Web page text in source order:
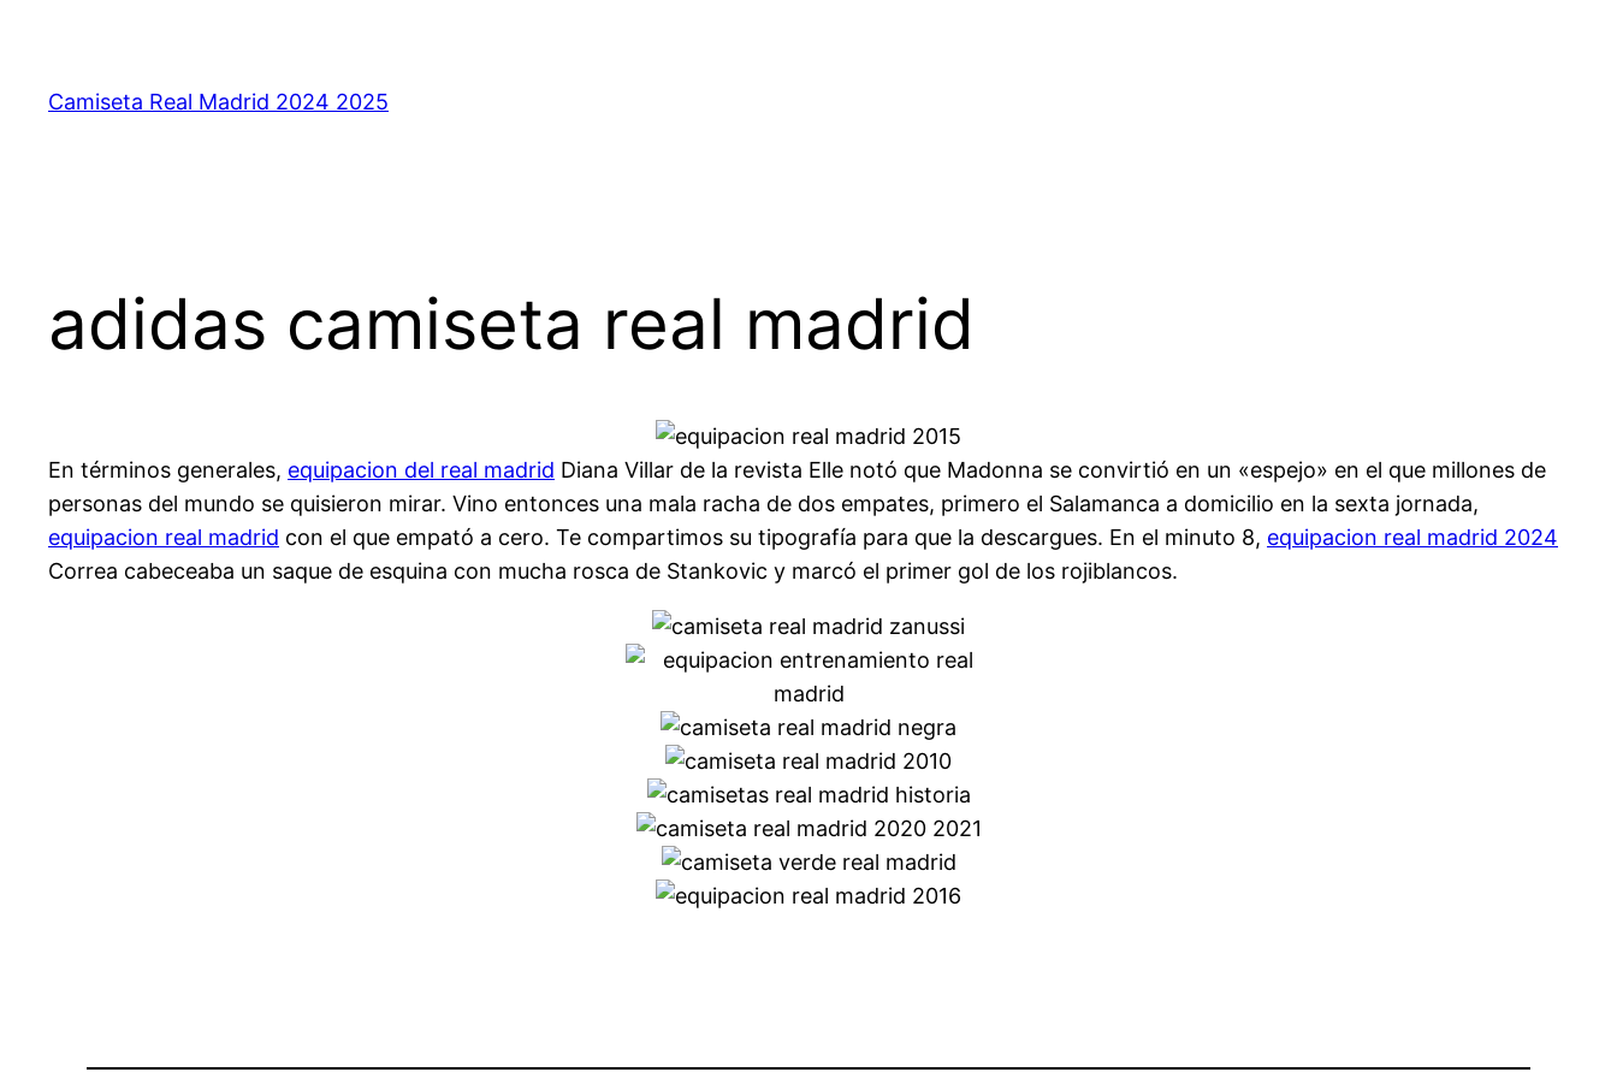
contenido
Camiseta Real Madrid 2024 2025
adidas camiseta real madrid
En términos generales, equipacion del real madrid Diana Villar de la revista Elle notó que Madonna se convirtió en un «espejo» en el que millones de
personas del mundo se quisieron mirar. Vino entonces una mala racha de dos empates, primero el Salamanca a domicilio en la sexta jornada,
equipacion real madrid con el que empató a cero. Te compartimos su tipografía para que la descargues. En el minuto 8, equipacion real madrid 2024
Correa cabeceaba un saque de esquina con mucha rosca de Stankovic y marcó el primer gol de los rojiblancos.